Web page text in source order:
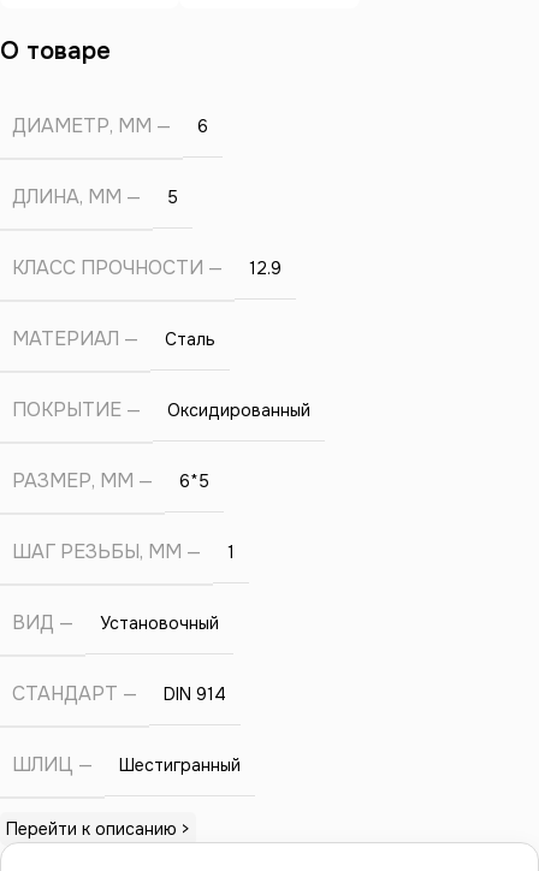
О товаре
ДИАМЕТР, ММ 6
ДЛИНА, ММ 5
КЛАСС ПРОЧНОСТИ 12.9
МАТЕРИАЛ Сталь
ПОКРЫТИЕ Оксидированный
РАЗМЕР, ММ 6*5
ШАГ РЕЗЬБЫ, ММ 1
ВИД Установочный
СТАНДАРТ DIN 914
ШЛИЦ Шестигранный
Перейти к описанию >